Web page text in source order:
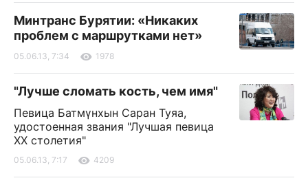
Минтранс Бурятии: «Никаких
проблем с маршрутками нет»
05.06.13, 7:34 1978
"Лучше сломать кость, чем имя"
Певица Батмүнхын Саран Туяа,
удостоенная звания "Лучшая певица
ХХ столетия"
05.06.13, 7:17 4209